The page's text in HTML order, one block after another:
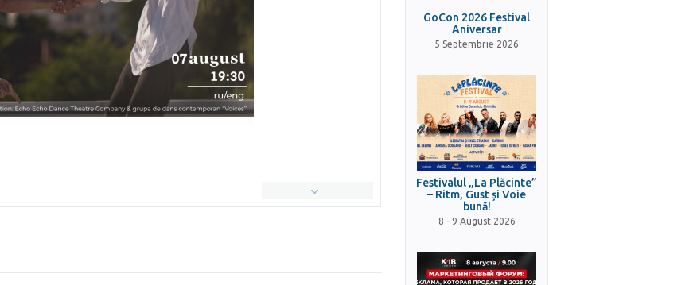
GoCon 2026 Festival
Aniversar
5 Septembrie 2026
Festivalul „La Plăcinte”
– Ritm, Gust și Voie
bună!
8 - 9 August 2026